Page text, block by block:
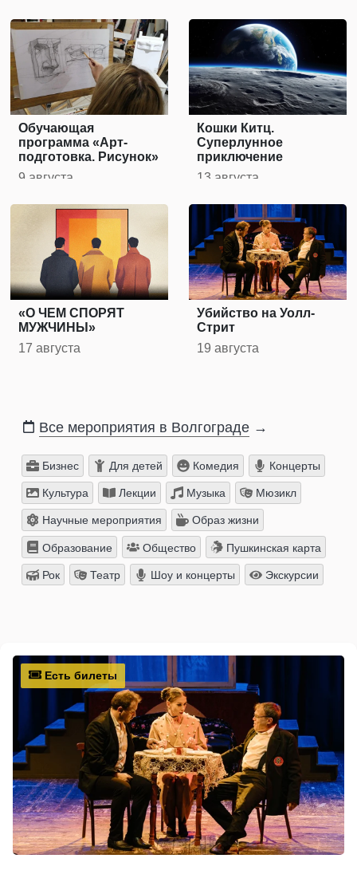
Обучающая
программа «Арт-
подготовка. Рисунок»
9 августа
Кошки Китц.
Суперлунное
приключение
13 августа
«О ЧЕМ СПОРЯТ
МУЖЧИНЫ»
17 августа
Убийство на Уолл-
Стрит
19 августа
Все мероприятия в Волгограде →
Бизнес Для детей Комедия Концерты
Культура Лекции Музыка Мюзикл
Научные мероприятия Образ жизни
Образование Общество Пушкинская карта
Рок Театр Шоу и концерты Экскурсии
Есть билеты